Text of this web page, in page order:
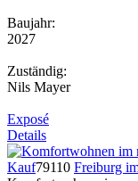
Baujahr:
2027
Zuständig:
Nils Mayer
Exposé
Details
Kauf79110 Freiburg